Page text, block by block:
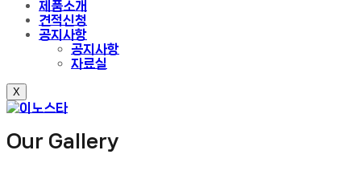
제품소개
견적신청
공지사항
공지사항
자료실
X
Our Gallery